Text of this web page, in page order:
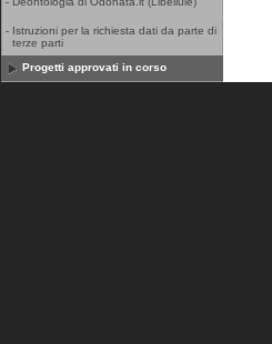
- Istruzioni per la richiesta dati da parte di
terze parti
Progetti approvati in corso